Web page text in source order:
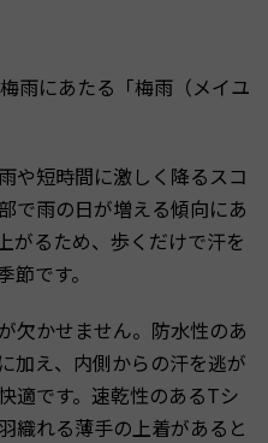
雨にあたる「梅雨（メイユ
や短時間に激しく降るスコ
で雨の日が増える傾向にあ
がるため、歩くだけで汗を
です。
欠かせません。防水性のあ
加え、内側からの汗を逃が
適です。速乾性のあるTシ
織れる薄手の上着があると